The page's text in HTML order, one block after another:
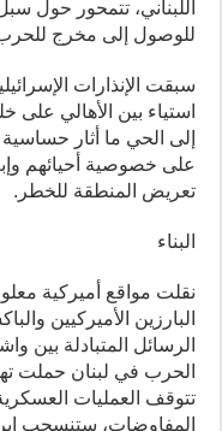
اللبناني، تتمحور حول
للوصول إلى مخرج للحرب
سبقت الإنذارات
استياء بين الأهالي
إلى الحي ما أثار
على خصوصية أحيائهم
تعريض المنطقة للخطر.
البناء
نقلت مواقع أميركية
البارزين الأميركيين
الرسائل المتبادلة
الحرب في لبنان حملت
تتوقف العمليات
المفاوضات، ستنسحب